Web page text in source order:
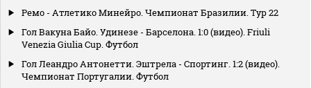
Ремо - Атлетико Минейро. Чемпионат Бразилии. Тур 22
Гол Вакуна Байо. Удинезе - Барселона. 1:0 (видео). Friuli
Venezia Giulia Cup. Футбол
Гол Леандро Антонетти. Эштрела - Спортинг. 1:2 (видео).
Чемпионат Португалии. Футбол